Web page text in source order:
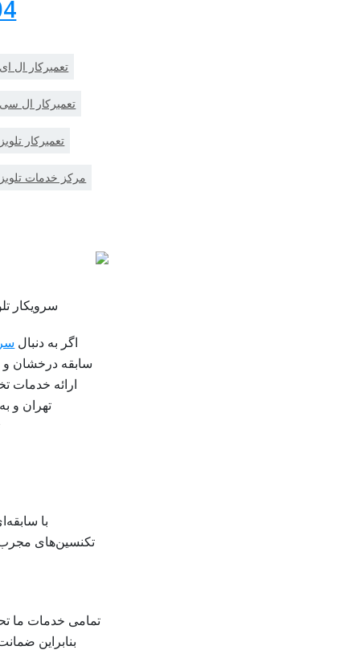
تعمیرکار ال
تعمیرکار ال
تعمیرکار
مرکز خدمات
سرویکار
اگر به دنبال
سابقه درخشان و
ارائه خدمات
تهران و
با
تکنسین‌های
تمامی خدمات ما
بنابراین